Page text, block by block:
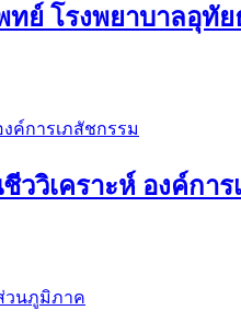
ย์ โรงพยาบาลอุทั
วิเคราะห์ องค์การ